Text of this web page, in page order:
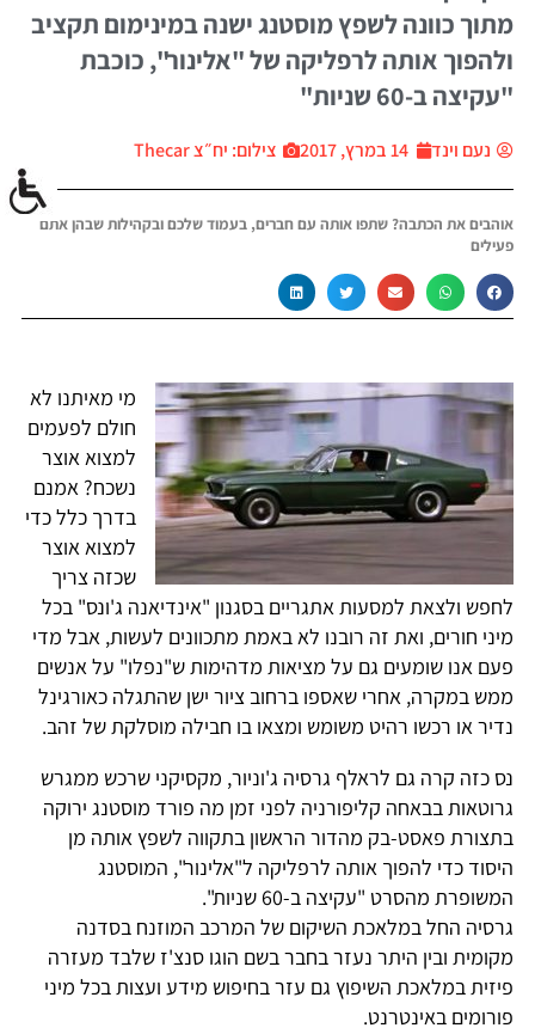
מתוך כוונה לשפץ מוסטנג ישנה במינימום תקציב
ולהפוך אותה לרפליקה של "אלינור", כוכבת
"עקיצה ב-60 שניות"
נעם וינד 14 במרץ, 2017 צילום: יח״צ Thecar
אוהבים את הכתבה? שתפו אותה עם חברים, בעמוד שלכם ובקהילות שבהן אתם
פעילים
מי מאיתנו לא
חולם לפעמים
למצוא אוצר
נשכח? אמנם
בדרך כלל כדי
למצוא אוצר
שכזה צריך
לחפש ולצאת למסעות אתגריים בסגנון "אינדיאנה ג'ונס" בכל
מיני חורים, ואת זה רובנו לא באמת מתכוונים לעשות, אבל מדי
פעם אנו שומעים גם על מציאות מדהימות ש"נפלו" על אנשים
ממש במקרה, אחרי שאספו ברחוב ציור ישן שהתגלה כאורגינל
נדיר או רכשו רהיט משומש ומצאו בו חבילה מוסלקת של זהב.
נס כזה קרה גם לראלף גרסיה ג'וניור, מקסיקני שרכש ממגרש
גרוטאות בבאחה קליפורניה לפני זמן מה פורד מוסטנג ירוקה
בתצורת פאסט-בק מהדור הראשון בתקווה לשפץ אותה מן
היסוד כדי להפוך אותה לרפליקה ל"אלינור", המוסטנג
המשופרת מהסרט "עקיצה ב-60 שניות".
גרסיה החל במלאכת השיקום של המרכב המוזנח בסדנה
מקומית ובין היתר נעזר בחבר בשם הוגו סנצ'ז שלבד מעזרה
פיזית במלאכת השיפוץ גם עזר בחיפוש מידע ועצות בכל מיני
פורומים באינטרנט.